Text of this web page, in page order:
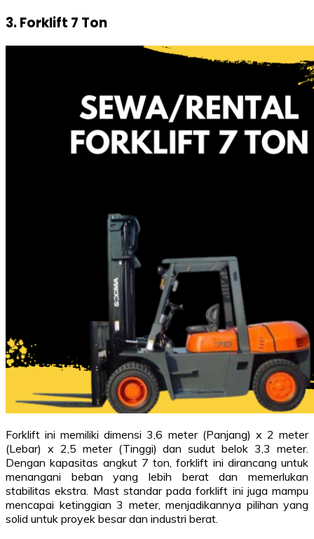
3. Forklift 7 Ton
Forklift ini memiliki dimensi 3,6 meter (Panjang) x 2 meter
(Lebar) x 2,5 meter (Tinggi) dan sudut belok 3,3 meter.
Dengan kapasitas angkut 7 ton, forklift ini dirancang untuk
menangani beban yang lebih berat dan memerlukan
stabilitas ekstra. Mast standar pada forklift ini juga mampu
mencapai ketinggian 3 meter, menjadikannya pilihan yang
solid untuk proyek besar dan industri berat.